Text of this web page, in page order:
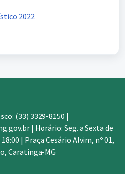
2022
(33) 3329-8150 |
| Horário: Seg. a Sexta de
18:00 | Praça Cesário Alvim, nº 01,
Caratinga-MG